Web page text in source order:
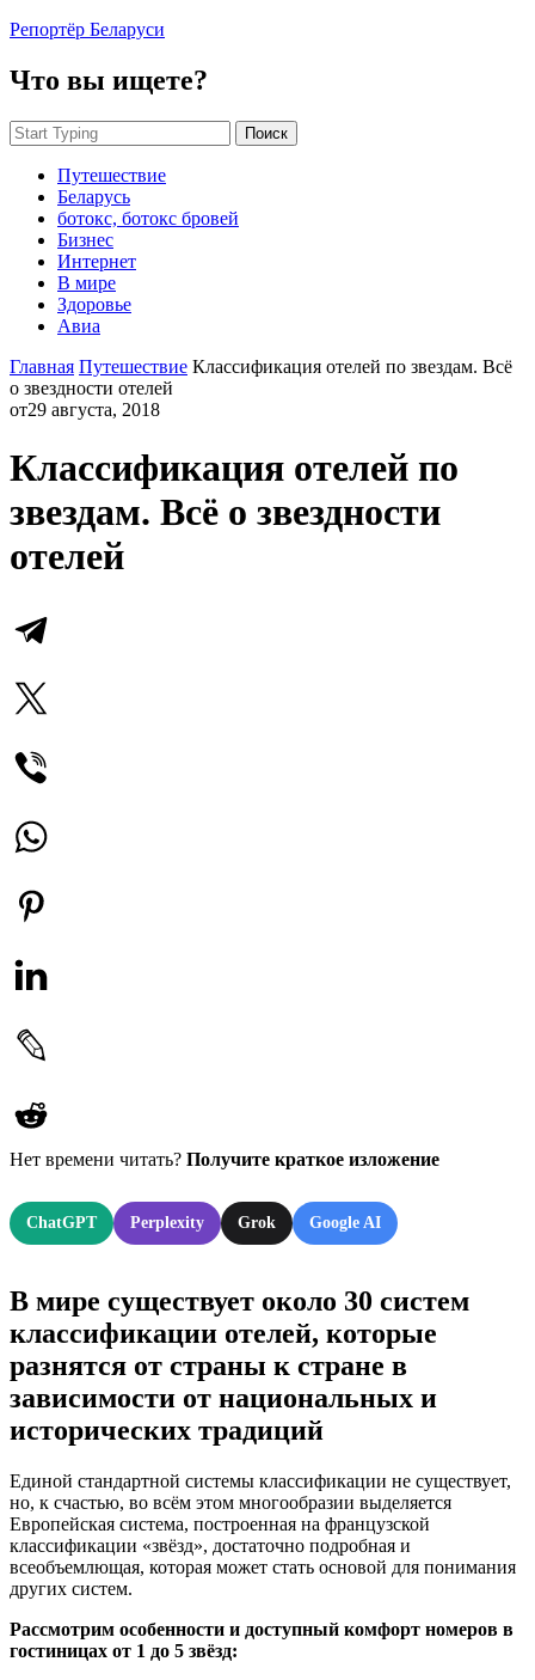
Репортёр Беларуси
Что вы ищете?
Поиск
Путешествие
Беларусь
ботокс, ботокс бровей
Бизнес
Интернет
В мире
Здоровье
Авиа
Главная Путешествие Классификация отелей по звездам. Всё
о звездности отелей
от29 августа, 2018
Классификация отелей по
звездам. Всё о звездности
отелей
Нет времени читать? Получите краткое изложение
ChatGPT Perplexity Grok Google AI
В мире существует около 30 систем
классификации отелей, которые
разнятся от страны к стране в
зависимости от национальных и
исторических традиций
Единой стандартной системы классификации не существует,
но, к счастью, во всём этом многообразии выделяется
Европейская система, построенная на французской
классификации «звёзд», достаточно подробная и
всеобъемлющая, которая может стать основой для понимания
других систем.
Рассмотрим особенности и доступный комфорт номеров в
гостиницах от 1 до 5 звёзд: